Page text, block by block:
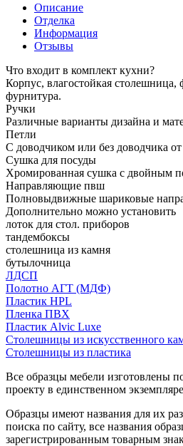
Описание
Отделка
Информация
Отзывы
Что входит в комплект кухни?
Корпус, влагостойкая столешница,
фурнитура.
Ручки
Различные варианты дизайна и
Петли
С доводчиком или без доводчика
Сушка для посуды
Хромированная сушка с двойным
Направляющие пвш
Полновыдвижные шариковые
Дополнительно можно установить
лоток для стол. приборов
тандембоксы
столешница из камня
бутылочница
ЛДСП
Полотно АГТ (МДФ)
Пластик HPL
Пленка ПВХ
Пластик Alvic Luxe
Столешницы из искусственного
Столешницы из пластика
Все образцы мебели изготовлены
проекту в единственном
Образцы имеют названия для их
поиска по сайту, все названия
зарегистрированным товарным